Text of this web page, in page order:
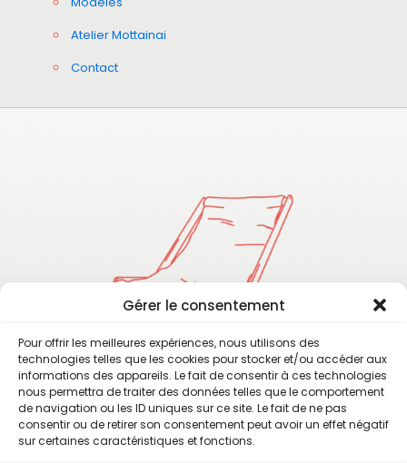
Gérer le consentement
Pour offrir les meilleures expériences, nous utilisons des
technologies telles que les cookies pour stocker et/ou accéder aux
informations des appareils. Le fait de consentir à ces technologies
nous permettra de traiter des données telles que le comportement
de navigation ou les ID uniques sur ce site. Le fait de ne pas
consentir ou de retirer son consentement peut avoir un effet négatif
sur certaines caractéristiques et fonctions.
Atelier Mottainai
Contact